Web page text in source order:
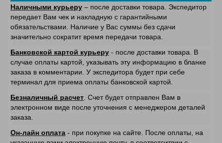
Наличными курьеру – после доставки товара. Экспедитор
передает Вам чек и накладную с гарантийными
обязательствами. Наличие у Вас суммы без сдачи
значительно сократит время передачи товара.
Банковской картой курьеру - после доставки товара. В
случае оплаты картой, указывать эту информацию в бланке
заказа в комментарии. У экспедитора будет при себе
терминал для приема оплаты банковской картой.
Безналичный расчет . Счет будет отправлен Вам в
электронном виде после уточнения с менеджером деталей
заказа.
Он-лайн оплата - при покупке на сайте. После оплаты, на